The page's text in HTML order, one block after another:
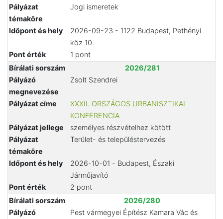
Pályázat
témaköre
Jogi ismeretek
Időpont és hely
2026-09-23 - 1122 Budapest, Pethényi
köz 10.
Pont érték
1 pont
Bírálati sorszám
2026/281
Pályázó
megnevezése
Zsolt Szendrei
Pályázat címe
XXXII. ORSZÁGOS URBANISZTIKAI
KONFERENCIA
Pályázat jellege
személyes részvételhez kötött
Pályázat
témaköre
Terület- és településtervezés
Időpont és hely
2026-10-01 - Budapest, Északi
Járműjavító
Pont érték
2 pont
Bírálati sorszám
2026/280
Pályázó
Pest vármegyei Építész Kamara Vác és